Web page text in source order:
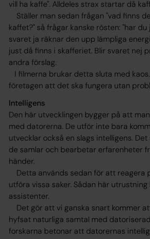
vill ha kaffe". Alldeles strax startar då
Ställer man sedan frågan "vad finns
kaffet?" så frågar kanske rösten: "har du
svaret ja räknar den upp lämpliga
just då finns i skafferiet. Blir svaret nej
andra förslag.
I filmerna brukar detta sluta med
företagen att det ska fungera utan
Intelligens
Den här utvecklingen bygger på att
med datorerna. De utför inte bara
utvecklar också en slags intelligens.
de samlar och bearbetar erfarenheter
händer.
Detta används sedan för att reagera
utföra vissa saker. Sådan här utrustning
assistenter.
Det gör att vi ganska snart kommer
hyfsat naturliga samtal med
forskarna betonar att datorernas